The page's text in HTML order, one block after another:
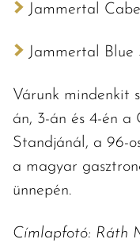
Jammertal
Jammertal Blue
Várunk mindenkit
án, 3-án és 4-én a
Standjánál, a 96-
a magyar
ünnepén.
Címlapfotó: Ráth